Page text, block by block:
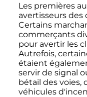
Les premières
avertisseurs des
Certains
commerçants
pour avertir les
Autrefois,
étaient
servir de signal
bétail des voies,
véhicules